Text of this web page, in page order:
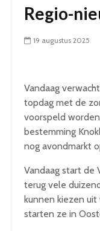
Regio-
19 augustus 2025
Vandaag
topdag met de
voorspeld
bestemming
nog avondmarkt
Vandaag start de
terug vele
kunnen kiezen uit
starten ze in